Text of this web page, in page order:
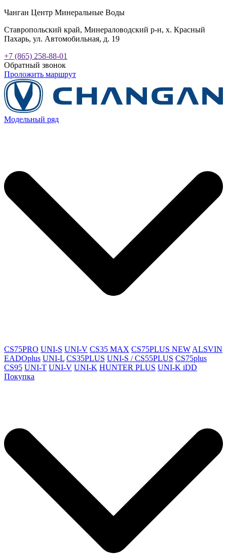
Чанган Центр Минеральные Воды
Ставропольский край, Минераловодский р-н, х. Красный
Пахарь, ул. Автомобильная, д. 19
+7 (865) 258-88-01
Обратный звонок
Проложить маршрут
Модельный ряд
CS75PRO UNI-S UNI-V CS35 MAX CS75PLUS NEW ALSVIN
EADOplus UNI-L CS35PLUS UNI-S / CS55PLUS CS75plus
CS95 UNI-T UNI-V UNI-K HUNTER PLUS UNI-K iDD
Покупка